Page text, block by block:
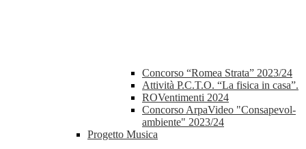
Concorso “Romea Strata” 2023/24
Attività P.C.T.O. “La fisica in casa”.
ROVentimenti 2024
Concorso ArpaVideo "Consapevol-
ambiente" 2023/24
Progetto Musica